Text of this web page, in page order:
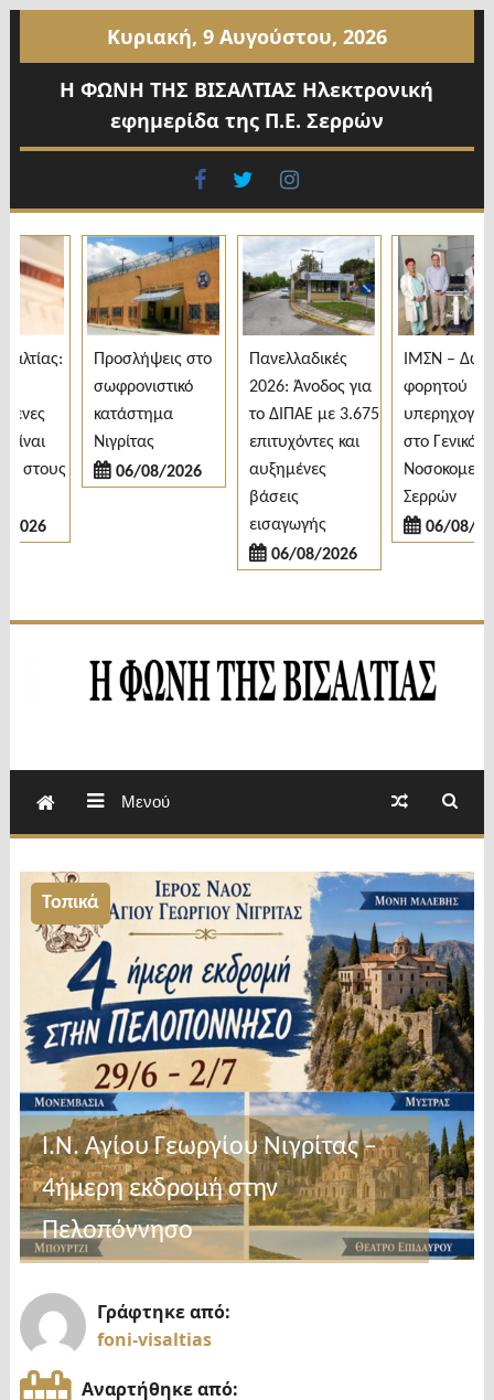
περιεχόμενο
Κυριακή, 9 Αυγούστου, 2026
Η ΦΩΝΗ ΤΗΣ ΒΙΣΑΛΤΙΑΣ Ηλεκτρονική
εφημερίδα της Π.Ε. Σερρών
facebook
twitter
Προσλήψεις στο
σωφρονιστικό
κατάστημα
Νιγρίτας
06/08/2026
Πανελλαδικές
2026: Άνοδος για
το ΔΙΠΑΕ με 3.675
επιτυχόντες και
αυξημένες
βάσεις
εισαγωγής
06/08/2026
ΙΜΣΝ – Δωρεά
φορητού
στο Γενικό
Νοσοκομείο
Σερρών
06/08/2026
Μενού
Τοπικά
Ι.Ν. Αγίου Γεωργίου Νιγρίτας –
4ήμερη εκδρομή στην
Πελοπόννησο
Γράφτηκε από:
foni-visaltias
Αναρτήθηκε από: